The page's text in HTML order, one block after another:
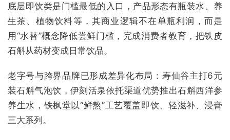
底层即饮类是门槛最低的入口，产品形态有瓶装水、养
生茶、植物饮料等，其商业逻辑不在单瓶利润，而是
用“水替”概念降低尝鲜门槛，完成消费者教育，把铁皮
石斛从药材变成日常饮品。
老字号与跨界品牌已形成差异化布局：寿仙谷主打6元
装石斛气泡饮，伊刻活泉依托渠道优势推出石斛西洋参
养生水，铁枫堂以“鲜熬”工艺覆盖即饮、轻滋补、浸膏
三大系列。